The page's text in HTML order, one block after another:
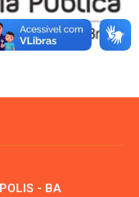
- BA